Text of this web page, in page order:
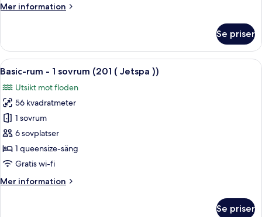
(101
))
Mer information
Mer
rum
1
(101
Jetspa
))
Se priser
Öppna
alla
foton
för
Basic-
rum
-
1
(201
Ett badrum med badkar, ett fönster
15
Basic-rum - 1 sovrum (201 ( Jetspa ))
Utsikt mot floden
56 kvadratmeter
1 sovrum
6 sovplatser
1 queensize-säng
Gratis wi-fi
Mer information
Mer
Se priser